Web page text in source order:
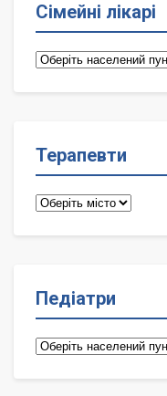
Сімейні лікарі
Сімейні
Терапевти
Терапевти
Педіатри
Педіатри